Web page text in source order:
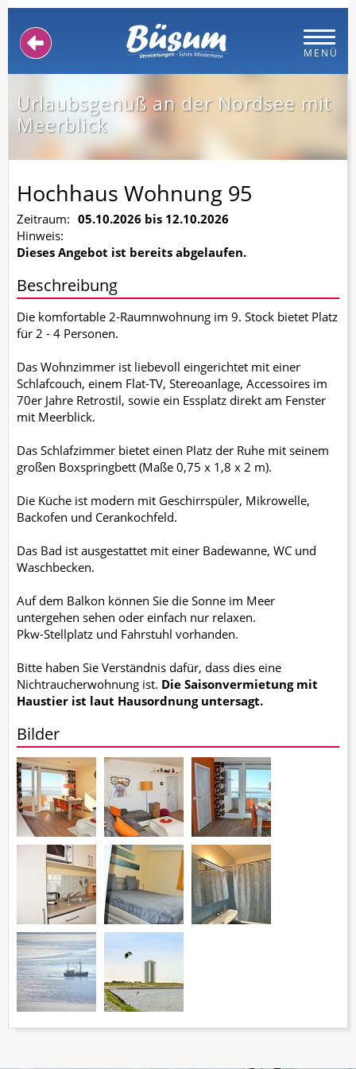
Urlaubsgenuß an der Nordsee mit
Meerblick
MENÜ
Hochhaus Wohnung 95
Zeitraum: 05.10.2026 bis 12.10.2026
Hinweis:
Dieses Angebot ist bereits abgelaufen.
Beschreibung
Die komfortable 2-Raumnwohnung im 9. Stock bietet Platz
für 2 - 4 Personen.
Das Wohnzimmer ist liebevoll eingerichtet mit einer
Schlafcouch, einem Flat-TV, Stereoanlage, Accessoires im
70er Jahre Retrostil, sowie ein Essplatz direkt am Fenster
mit Meerblick.
Das Schlafzimmer bietet einen Platz der Ruhe mit seinem
großen Boxspringbett (Maße 0,75 x 1,8 x 2 m).
Die Küche ist modern mit Geschirrspüler, Mikrowelle,
Backofen und Cerankochfeld.
Das Bad ist ausgestattet mit einer Badewanne, WC und
Waschbecken.
Auf dem Balkon können Sie die Sonne im Meer
untergehen sehen oder einfach nur relaxen.
Pkw-Stellplatz und Fahrstuhl vorhanden.
Bitte haben Sie Verständnis dafür, dass dies eine
Nichtraucherwohnung ist. Die Saisonvermietung mit
Haustier ist laut Hausordnung untersagt.
Bilder